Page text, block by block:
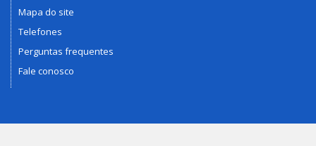
Mapa do site
Telefones
Perguntas frequentes
Fale conosco